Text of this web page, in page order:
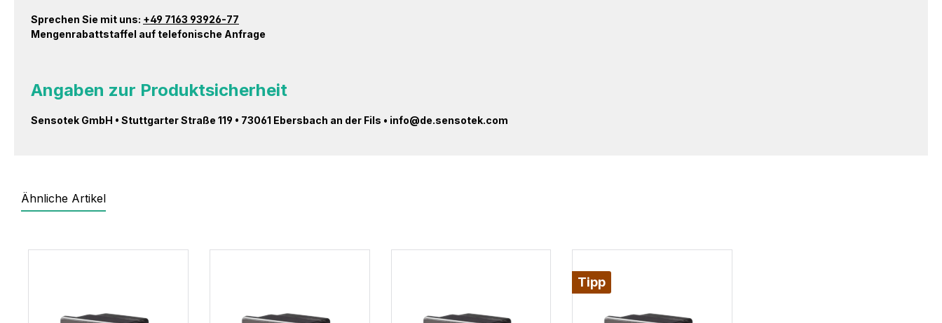
Sprechen Sie mit uns: +49 7163 93926-77
Mengenrabattstaffel auf telefonische Anfrage
Angaben zur Produktsicherheit
Sensotek GmbH • Stuttgarter Straße 119 • 73061 Ebersbach an der Fils • info@de.sensotek.com
Ähnliche Artikel
Tipp